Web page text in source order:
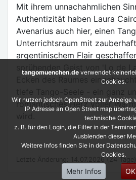
Mit ihrem unnachahmlichen
Authentizität haben Laura
Avenarius auch hier, einen
Unterrichtsraum mit
argentinischem Flair
sprühenden Geist von 'Lo de
Ecken des Raumes
romantisches Herz voller
Letzte Änderung: 14.07.2026 (24 Tage)
tangomuenchen.de verwendet
Cookies.
Wir nutzen jedoch OpenStreet zur Anzeige
IP Adresse an Open Street map
technische
z. B. für den Login, die Filter in der
Ausblenden dieser
Weitere Infos finden Sie in der
Cookies.
Mehr Infos OK